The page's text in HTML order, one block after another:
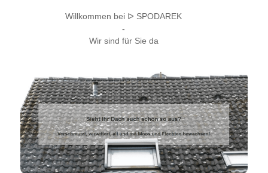
Willkommen bei ᐅ SPODAREK
-
Wir sind für Sie da